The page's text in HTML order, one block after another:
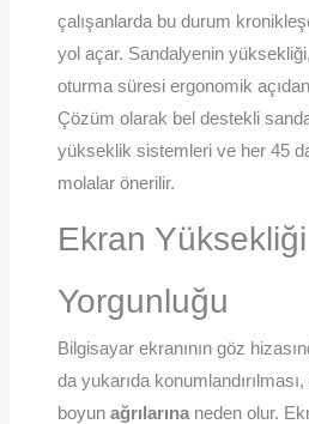
çalışanlarda bu durum
yol açar. Sandalyenin
oturma süresi ergonomik
Çözüm olarak bel destekli
yükseklik sistemleri ve her 45
molalar önerilir.
Ekran
Yorgunluğu
Bilgisayar ekranının göz
da yukarıda
boyun ağrılarınaneden olur.